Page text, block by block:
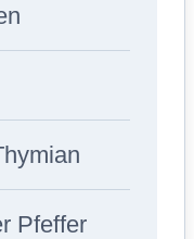
Pfeffer